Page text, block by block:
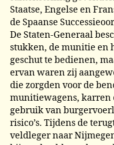
Staatse, Engelse en
de Spaanse
De Staten-Generaal
stukken, de munitie en
geschut te bedienen,
ervan waren zij
die zorgden voor de
munitiewagens, karren
gebruik van
risico’s. Tijdens de
veldleger naar